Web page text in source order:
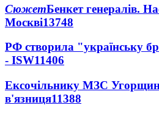
СюжетБенкет генералів.
Москві13748
РФ створила "українську
- ISW11406
Ексочільнику МЗС
в'язниця11388